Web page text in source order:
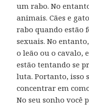
um rabo. No
animais. Cães e
rabo quando estão
sexuais. No
o leão ou o cavalo,
estão tentando se
luta. Portanto, isso
concentrar em
No seu sonho você